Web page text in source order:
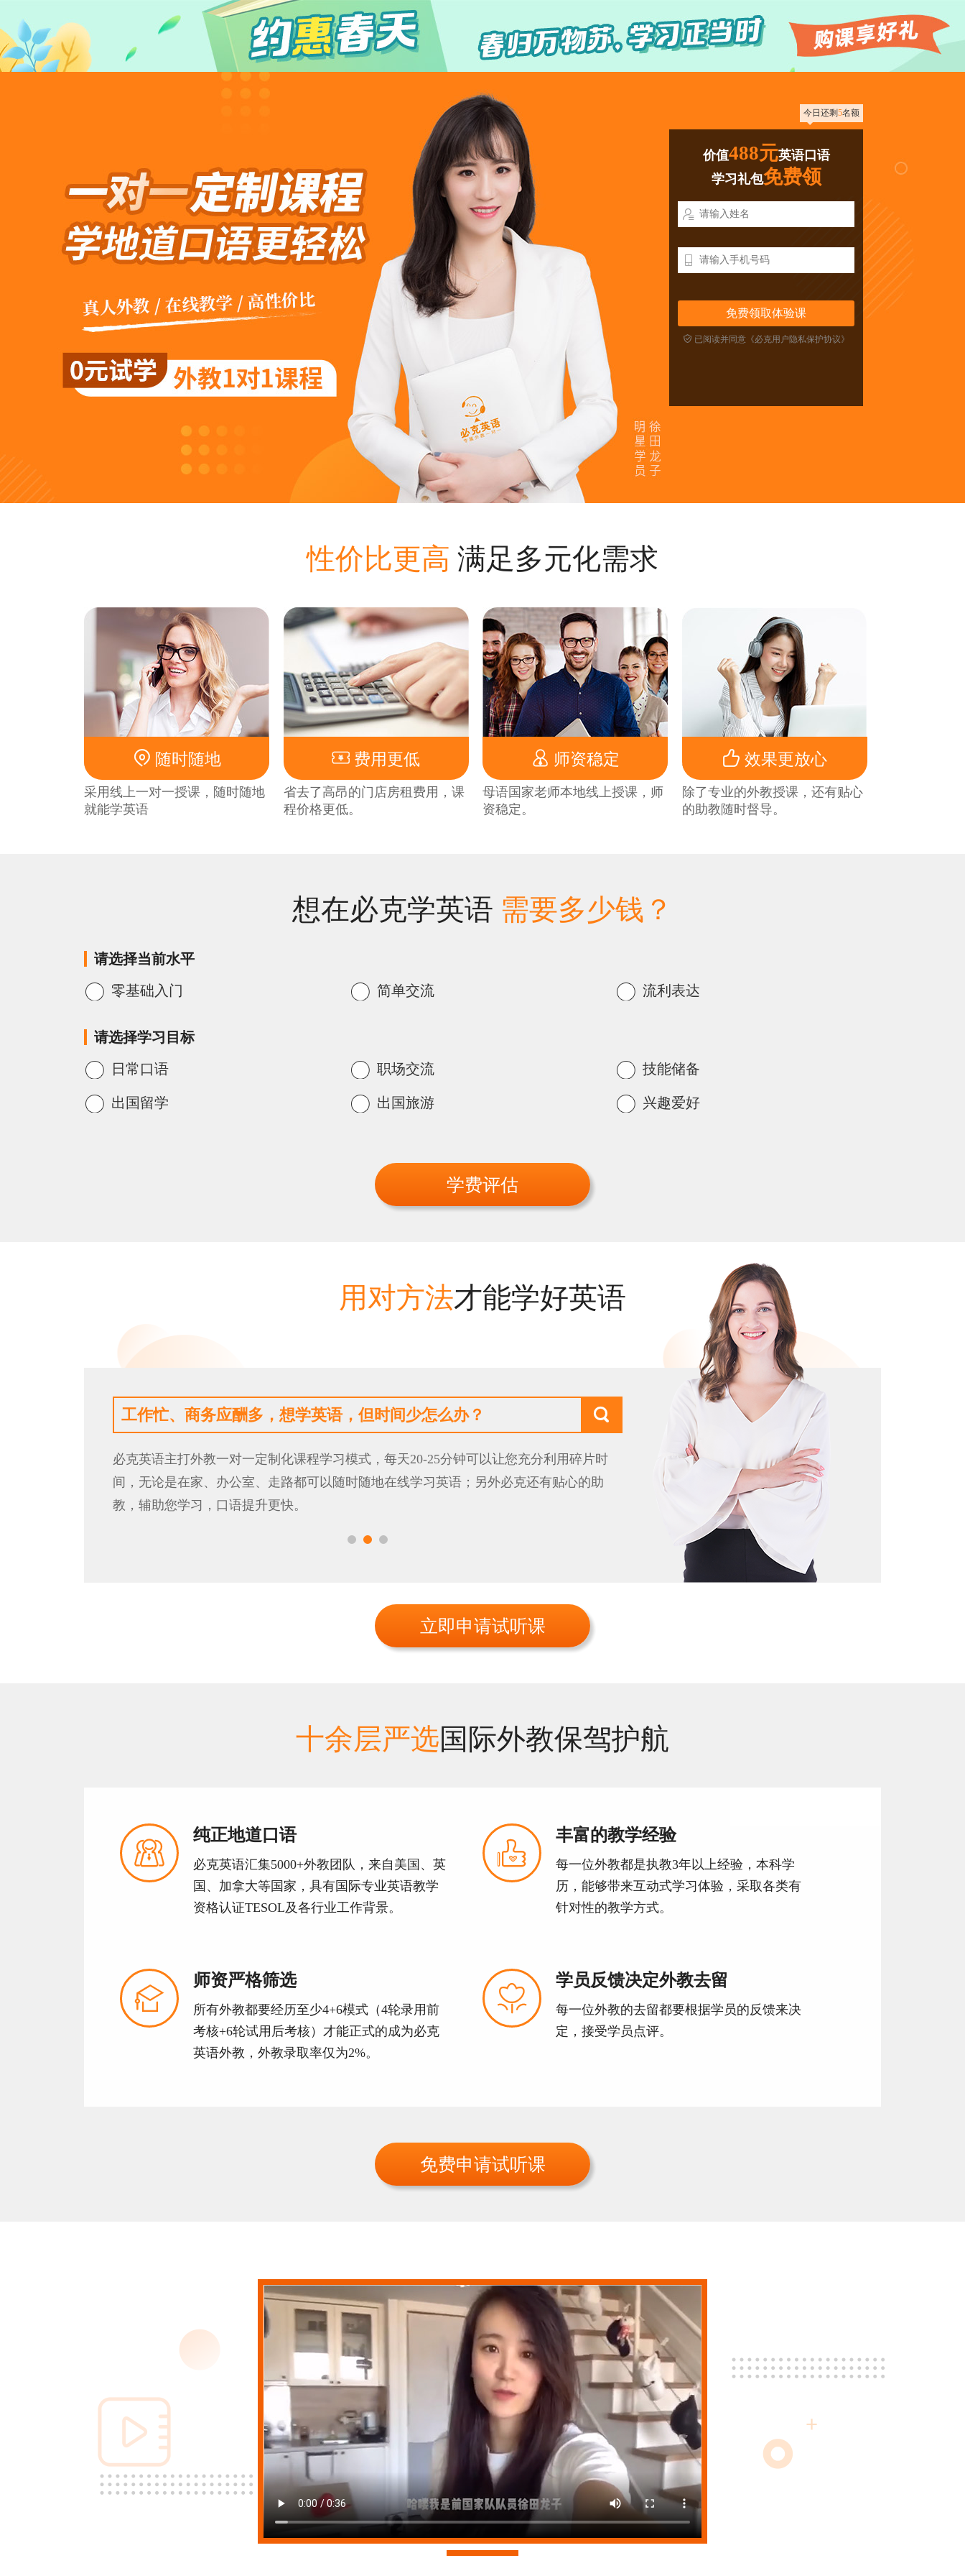
今日还剩5名额
价值488元英语口语
学习礼包免费领


 已阅读并同意《必克用户隐私保护协议》
性价比更高 满足多元化需求
 随时随地
采用线上一对一授课，随时随地
就能学英语
 费用更低
省去了高昂的门店房租费用，课
程价格更低。
 师资稳定
母语国家老师本地线上授课，师
资稳定。
 效果更放心
除了专业的外教授课，还有贴心
的助教随时督导。
想在必克学英语 需要多少钱？
请选择当前水平
零基础入门
简单交流 流利表达
请选择学习目标
日常口语
职场交流 技能储备
出国留学 出国旅游 兴趣爱好
学费评估
用对方法才能学好英语

我今年40岁了，学英语还来得及吗？
有一句话是这样说的“年龄从来都不是阻碍我们学习的坎”。包括根据科学研究记忆力随着
年龄增长也没有显著下降的迹象，更多的障碍来自动力，愿不愿意坚持等。必克英语打破
传统“填鸭式”教学，科学规划学习。
在学校学了几十年，还是不敢开口说英语，
传统教学以应试为主，很多人采用死记硬背的方法学英
很多人“怕说”。其实，语言学习最重要的环境，真人一
的环境中，不仅仅是英语能力思维的培养,还能够感受西
立即申请试听课
十余层严选国际外教保驾护航

纯正地道口语
必克英语汇集5000+外教团队，来自美国、英
国、加拿大等国家，具有国际专业英语教学
资格认证TESOL及各行业工作背景。

丰富的教学经验
每一位外教都是执教3年以上经验，本科学
历，能够带来互动式学习体验，采取各类有
针对性的教学方式。

师资严格筛选
所有外教都要经历至少4+6模式（4轮录用前
考核+6轮试用后考核）才能正式的成为必克
英语外教，外教录取率仅为2%。

学员反馈决定外教去留
每一位外教的去留都要根据学员的反馈来决
定，接受学员点评。
免费申请试听课